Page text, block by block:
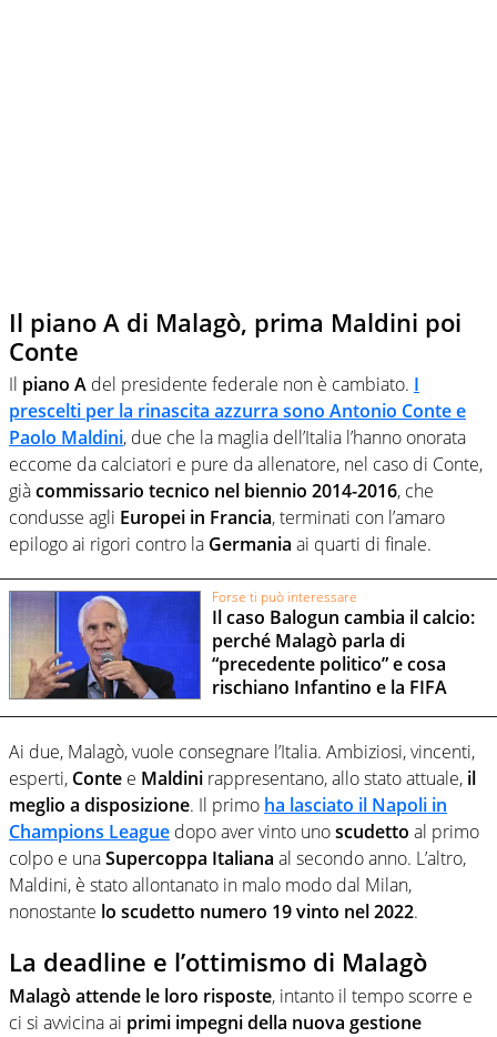
Il piano A di Malagò, prima Maldini poi
Conte
Il piano A del presidente federale non è cambiato. I
prescelti per la rinascita azzurra sono Antonio Conte e
Paolo Maldini, due che la maglia dell’Italia l’hanno onorata
eccome da calciatori e pure da allenatore, nel caso di Conte,
giàcommissario tecnico nel biennio 2014-2016, che
condusse agli Europei in Francia, terminati con l’amaro
epilogo ai rigori contro la Germania ai quarti di finale.
Forse ti può interessare
Il caso Balogun cambia il calcio:
perché Malagò parla di
“precedente politico” e cosa
rischiano Infantino e la FIFA
Ai due, Malagò, vuole consegnare l’Italia. Ambiziosi, vincenti,
esperti, Conte e Maldini rappresentano, allo stato attuale, il
meglio a disposizione. Il primo ha lasciato il Napoli in
Champions League dopo aver vinto unoscudetto al primo
colpo e unaSupercoppa Italiana al secondo anno. L’altro,
Maldini, è stato allontanato in malo modo dal Milan,
nonostante lo scudetto numero 19 vinto nel 2022.
La deadline e l’ottimismo di Malagò
Malagò attende le loro risposte, intanto il tempo scorre e
ci si avvicina ai primi impegni della nuova gestione